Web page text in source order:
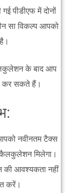
पीडीएफ में दोनों
सा विकल्प आपको
के बाद आप
कर सकते हैं।
नवीनतम टैक्स
मिलेगा।
आवश्यकता नहीं
करें।